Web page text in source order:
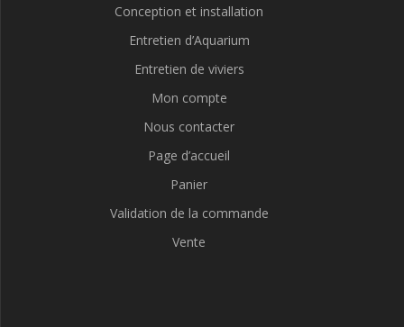
Conception et installation
Entretien d’Aquarium
Entretien de viviers
Mon compte
Nous contacter
Page d’accueil
Panier
Validation de la commande
Vente